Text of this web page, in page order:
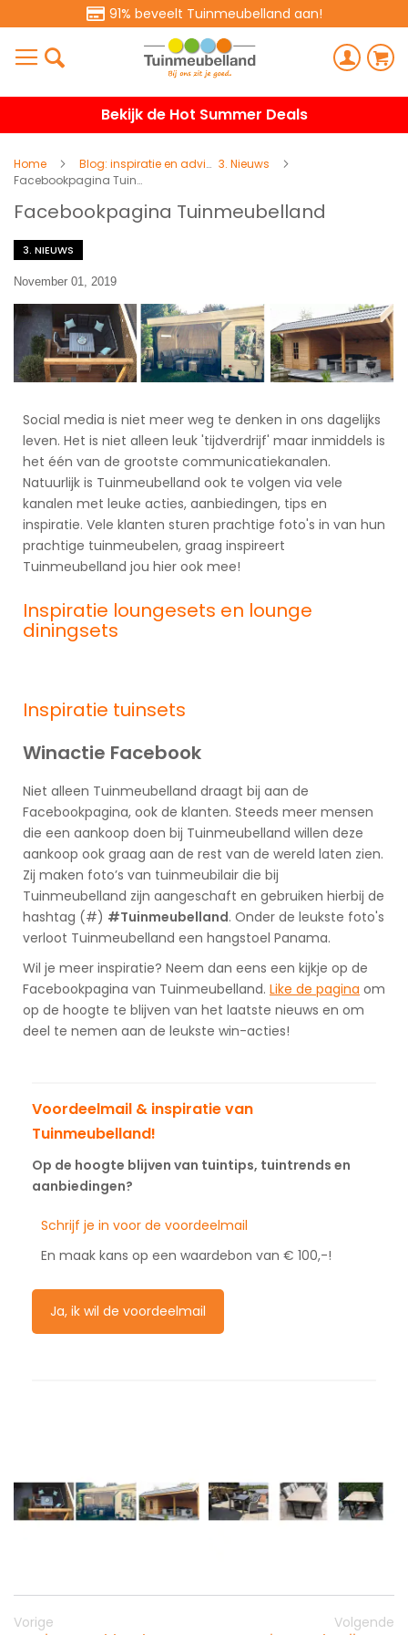
91% beveelt Tuinmeubelland aan!
Bekijk de Hot Summer Deals
Home Blog: inspiratie en advies 3. Nieuws
Facebookpagina Tuinmeubelland
Facebookpagina Tuinmeubelland
3. NIEUWS
November 01, 2019
Social media is niet meer weg te denken in ons dagelijks
leven. Het is niet alleen leuk 'tijdverdrijf' maar inmiddels is
het één van de grootste communicatiekanalen.
Natuurlijk is Tuinmeubelland ook te volgen via vele
kanalen met leuke acties, aanbiedingen, tips en
inspiratie. Vele klanten sturen prachtige foto's in van hun
prachtige tuinmeubelen, graag inspireert
Tuinmeubelland jou hier ook mee!
Inspiratie loungesets en lounge
diningsets
Inspiratie tuinsets
Winactie Facebook
Niet alleen Tuinmeubelland draagt bij aan de
Facebookpagina, ook de klanten. Steeds meer mensen
die een aankoop doen bij Tuinmeubelland willen deze
aankoop ook graag aan de rest van de wereld laten zien.
Zij maken foto’s van tuinmeubilair die bij
Tuinmeubelland zijn aangeschaft en gebruiken hierbij de
hashtag (#) #Tuinmeubelland. Onder de leukste foto's
verloot Tuinmeubelland een hangstoel Panama.
Wil je meer inspiratie? Neem dan eens een kijkje op de
Facebookpagina van Tuinmeubelland. Like de pagina om
op de hoogte te blijven van het laatste nieuws en om
deel te nemen aan de leukste win-acties!
Voordeelmail & inspiratie van
Tuinmeubelland!
Op de hoogte blijven van tuintips, tuintrends en
aanbiedingen?
Schrijf je in voor de voordeelmail
En maak kans op een waardebon van € 100,-!
Ja, ik wil de voordeelmail
Vorige
Volgende